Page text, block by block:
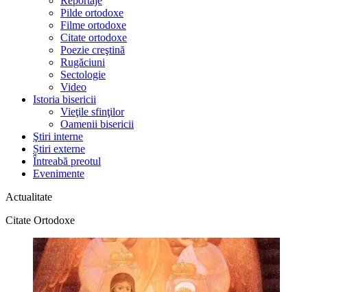
Pilde ortodoxe
Filme ortodoxe
Citate ortodoxe
Poezie creştină
Rugăciuni
Sectologie
Video
Istoria bisericii
Vieţile sfinţilor
Oamenii bisericii
Ştiri interne
Știri externe
Întreabă preotul
Evenimente
Actualitate
Citate Ortodoxe